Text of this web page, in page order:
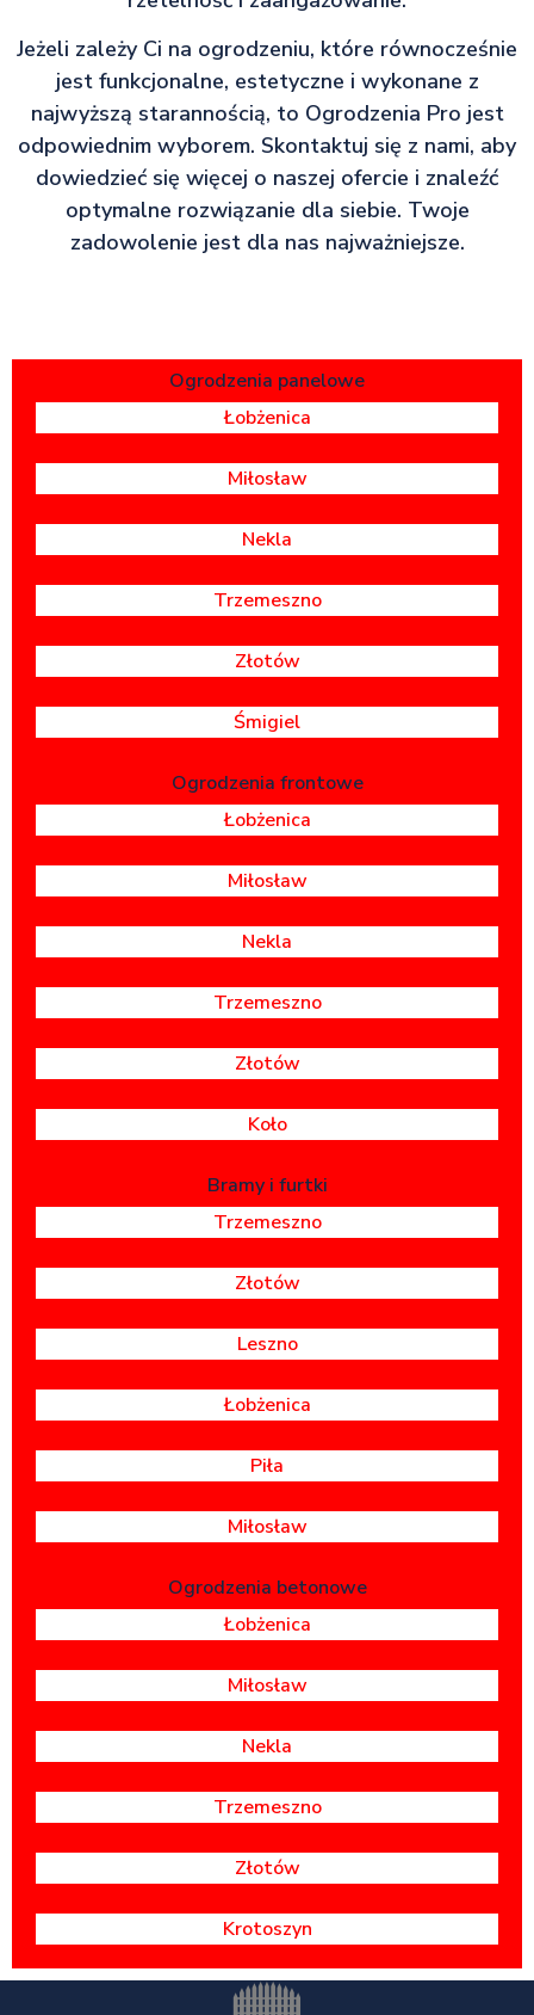
Jeżeli zależy Ci na ogrodzeniu, które równocześnie
jest funkcjonalne, estetyczne i wykonane z
najwyższą starannością, to Ogrodzenia Pro jest
odpowiednim wyborem. Skontaktuj się z nami, aby
dowiedzieć się więcej o naszej ofercie i znaleźć
optymalne rozwiązanie dla siebie. Twoje
zadowolenie jest dla nas najważniejsze.
Ogrodzenia panelowe
Łobżenica
Miłosław
Nekla
Trzemeszno
Złotów
Śmigiel
Ogrodzenia frontowe
Łobżenica
Miłosław
Nekla
Trzemeszno
Złotów
Koło
Bramy i furtki
Trzemeszno
Złotów
Leszno
Łobżenica
Piła
Miłosław
Ogrodzenia betonowe
Łobżenica
Miłosław
Nekla
Trzemeszno
Złotów
Krotoszyn